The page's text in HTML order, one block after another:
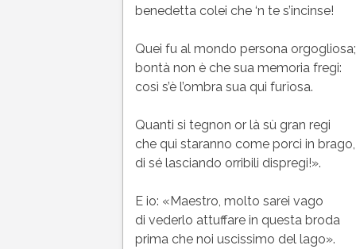
benedetta colei che ‘n te s’incinse!
Quei fu al mondo persona orgogliosa;
bontà non è che sua memoria fregi:
così s’è l’ombra sua qui furïosa.
Quanti si tegnon or là sù gran regi
che qui staranno come porci in brago,
di sé lasciando orribili dispregi!».
E io: «Maestro, molto sarei vago
di vederlo attuffare in questa broda
prima che noi uscissimo del lago».